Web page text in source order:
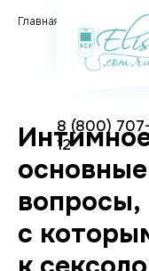
8 (800)
12
Главная
вопросы,
с